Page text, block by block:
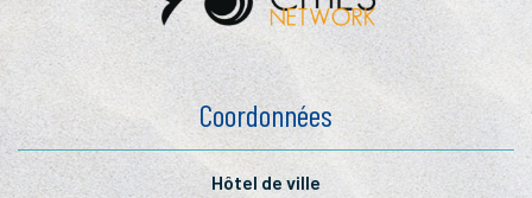
Coordonnées
Hôtel de ville